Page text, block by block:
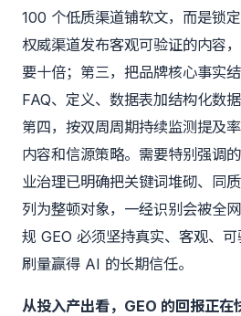
100 个低质渠道铺软文，而是锁
权威渠道发布客观可验证的内容
要十倍；第三，把品牌核心事实
FAQ、定义、数据表加结构化数
第四，按双周周期持续监测提及
内容和信源策略。需要特别强调
业治理已明确把关键词堆砌、同
列为整顿对象，一经识别会被全
规 GEO 必须坚持真实、客观、
刷量赢得 AI 的长期信任。
从投入产出看，GEO 的回报正在